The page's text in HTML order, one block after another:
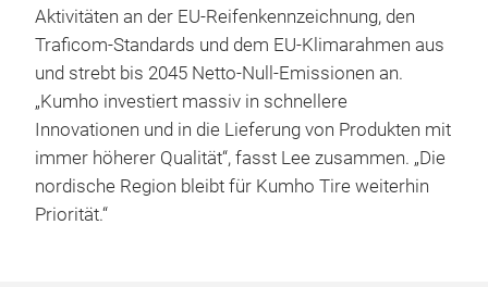
Aktivitäten an der EU-Reifenkennzeichnung, den
Traficom-Standards und dem EU-Klimarahmen aus
und strebt bis 2045 Netto-Null-Emissionen an.
„Kumho investiert massiv in schnellere
Innovationen und in die Lieferung von Produkten mit
immer höherer Qualität“, fasst Lee zusammen. „Die
nordische Region bleibt für Kumho Tire weiterhin
Priorität.“